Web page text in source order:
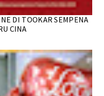
DI TOOKAR SEMPENA
CINA